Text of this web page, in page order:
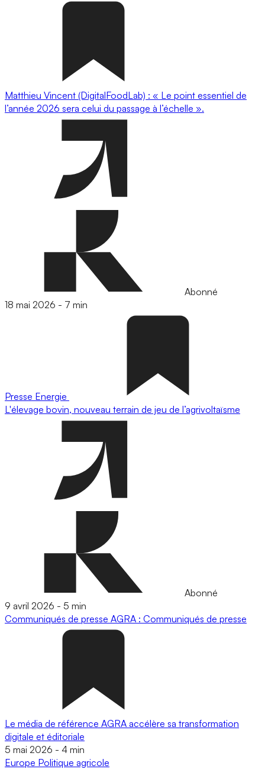
Matthieu Vincent (DigitalFoodLab) : « Le point essentiel de
l’année 2026 sera celui du passage à l’échelle ».
Abonné
18 mai 2026 - 7 min
Presse Energie
L'élevage bovin, nouveau terrain de jeu de l’agrivoltaïsme
Abonné
9 avril 2026 - 5 min
Communiqués de presse AGRA : Communiqués de presse
Le média de référence AGRA accélère sa transformation
digitale et éditoriale
5 mai 2026 - 4 min
Europe Politique agricole